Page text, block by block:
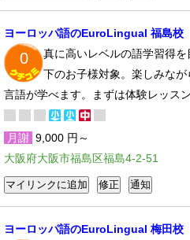
ヨーロッパ語のEuroLingual 福島校
0
真に高いレベルの語学習得を
下のお子様対象。楽しみなが
言語が学べます。まずは体験レッスン
月謝 9,000 円～
大阪府大阪市福島区福島4-2-51
ヨーロッパ語のEuroLingual 梅田校